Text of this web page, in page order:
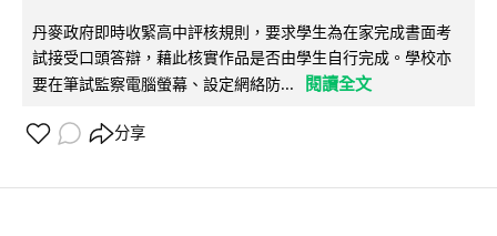
丹麥政府即時收緊高中評核規則，要求學生為在家完成書面考
試接受口頭答辯，藉此核實作品是否由學生自行完成。學校亦
要在筆試監察電腦螢幕、設定網絡防...
閱讀全文
分享